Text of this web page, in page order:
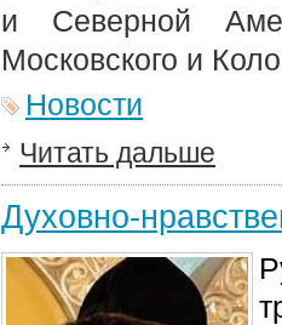
и Северной
Московского и
Новости
Читать дальше
Духовно-